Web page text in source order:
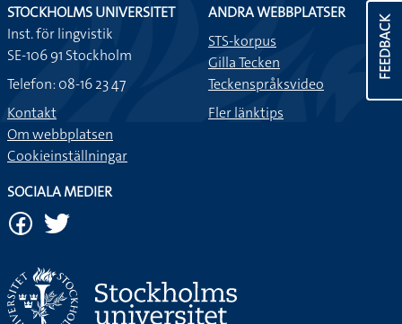
FEEDBACK
STOCKHOLMS UNIVERSITET
Inst. för lingvistik
SE-106 91 Stockholm
Telefon: 08-16 23 47
Kontakt
Om webbplatsen
Cookieinställningar
ANDRA WEBBPLATSER
STS-korpus
Gilla Tecken
Teckenspråksvideo
Fler länktips
SOCIALA MEDIER